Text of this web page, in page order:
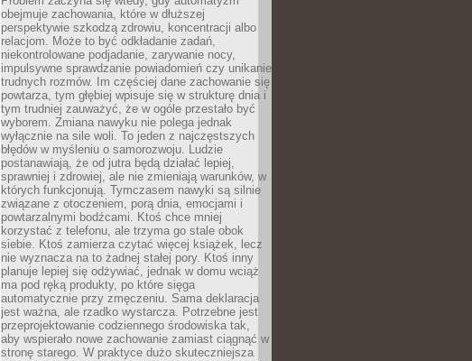
obejmuje zachowania, które w dłuższej
perspektywie szkodzą zdrowiu, koncentracji albo
relacjom. Może to być odkładanie zadań,
niekontrolowane podjadanie, zarywanie nocy,
impulsywne sprawdzanie powiadomień czy unikanie
trudnych rozmów. Im częściej dane zachowanie się
powtarza, tym głębiej wpisuje się w strukturę dnia i
tym trudniej zauważyć, że w ogóle przestało być
wyborem. Zmiana nawyku nie polega jednak
wyłącznie na sile woli. To jeden z najczęstszych
błędów w myśleniu o samorozwoju. Ludzie
postanawiają, że od jutra będą działać lepiej,
sprawniej i zdrowiej, ale nie zmieniają warunków, w
których funkcjonują. Tymczasem nawyki są silnie
związane z otoczeniem, porą dnia, emocjami i
powtarzalnymi bodźcami. Ktoś chce mniej
korzystać z telefonu, ale trzyma go stale obok
siebie. Ktoś zamierza czytać więcej książek, lecz
nie wyznacza na to żadnej stałej pory. Ktoś inny
planuje lepiej się odżywiać, jednak w domu wciąż
ma pod ręką produkty, po które sięga
automatycznie przy zmęczeniu. Sama deklaracja
jest ważna, ale rzadko wystarcza. Potrzebne jest
przeprojektowanie codziennego środowiska tak,
aby wspierało nowe zachowanie zamiast ciągnąć w
stronę starego. W praktyce dużo skuteczniejsza